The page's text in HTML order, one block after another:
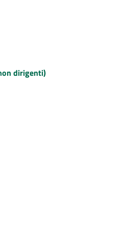
dirigenti)